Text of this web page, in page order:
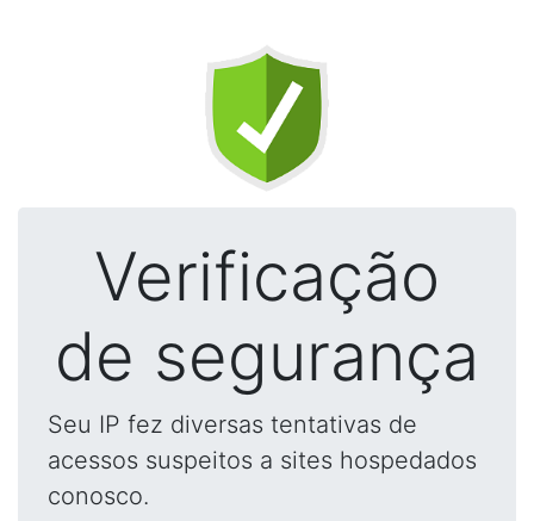
Verificação
de segurança
Seu IP fez diversas tentativas de
acessos suspeitos a sites hospedados
conosco.